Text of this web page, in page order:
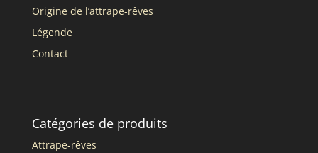
Origine de l’attrape-rêves
Légende
Contact
Catégories de produits
Attrape-rêves